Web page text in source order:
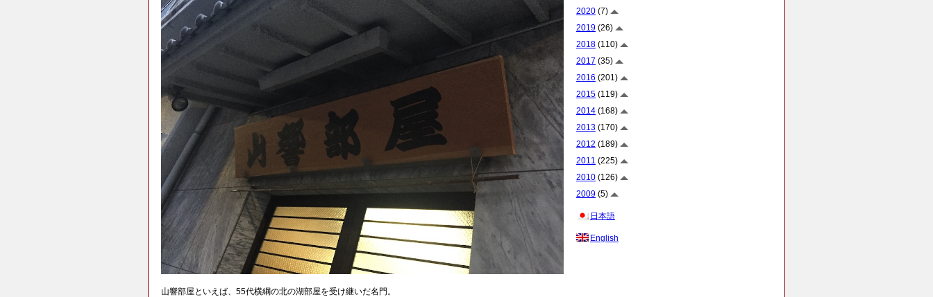
山響部屋といえば、55代横綱の北の湖部屋を受け継いだ名門。
2020 (7)
2019 (26)
2018 (110)
2017 (35)
2016 (201)
2015 (119)
2014 (168)
2013 (170)
2012 (189)
2011 (225)
2010 (126)
2009 (5)
日本語
English